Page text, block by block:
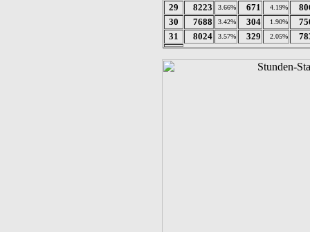
29
8223 3.66% 671 4.19%
30
7688 3.42% 304 1.90%
31
8024 3.57% 329 2.05%